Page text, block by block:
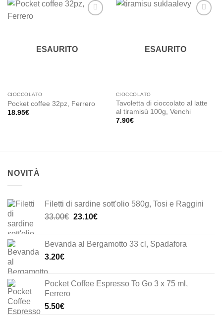
ESAURITO
CIOCCOLATO
Pocket coffee 32pz, Ferrero
18.95€
ESAURITO
CIOCCOLATO
Tavoletta di cioccolato al latte
al tiramisù 100g, Venchi
7.90€
NOVITÀ
Filetti di sardine sott'olio 580g, Tosi e Raggini
33.00€ Il
era:
23.10€Il
è:
Bevanda al Bergamotto 33 cl, Spadafora
3.20€
Pocket Coffee Espresso To Go 3 x 75 ml,
Ferrero
5.50€